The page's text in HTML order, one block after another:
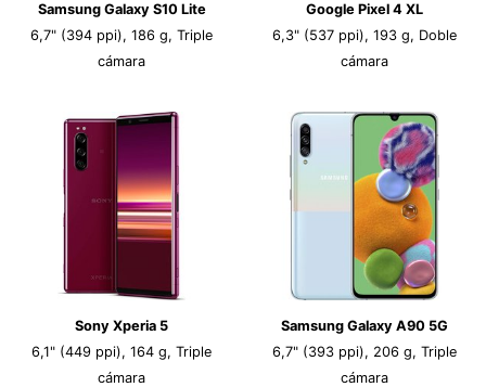
Samsung Galaxy S10 Lite
6,7" (394 ppi), 186 g, Triple
cámara
Google Pixel 4 XL
6,3" (537 ppi), 193 g, Doble
cámara
Sony Xperia 5
6,1" (449 ppi), 164 g, Triple
cámara
Samsung Galaxy A90 5G
6,7" (393 ppi), 206 g, Triple
cámara